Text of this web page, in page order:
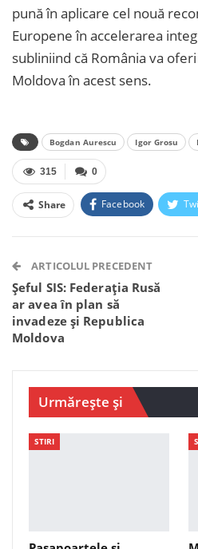
pună în aplicare cel nouă
Europene în accelerarea
subliniind că România va
Moldova în acest sens.
Bogdan Aurescu Igor Grosu
0
315
Share Facebook
Telegram WhatsApp
ARTICOLUL PRECEDENT
Șeful SIS: Federaţia Rusă
ar avea în plan să
invadeze şi Republica
Moldova
Urmărește și
STIRI